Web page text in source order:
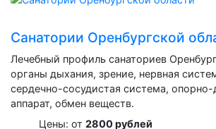
Санатории Оренбургской
Лечебный профиль санаториев
органы дыхания, зрение, нервная
сердечно-сосудистая система, опорно-
аппарат, обмен веществ.
Цены: от 2800 рублей